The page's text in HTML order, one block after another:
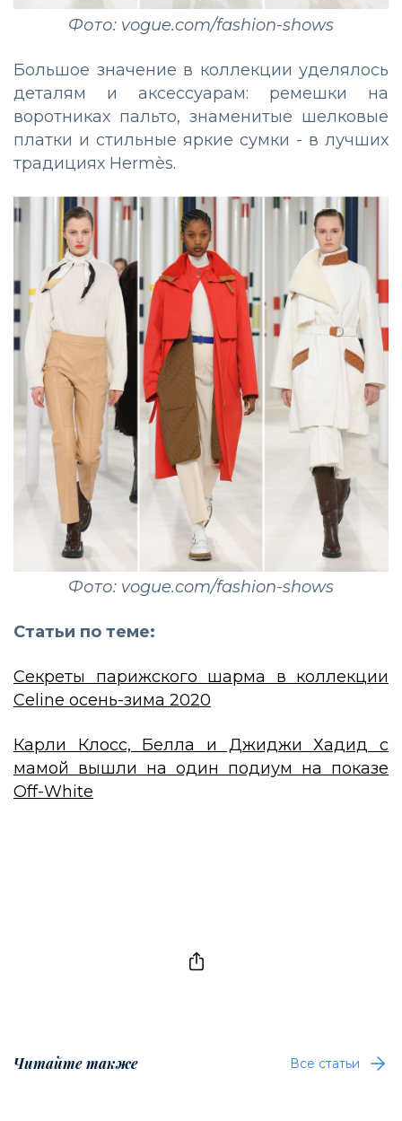
Фото: vogue.com/fashion-shows
Большое значение в коллекции уделялось
деталям и аксессуарам: ремешки на
воротниках пальто, знаменитые шелковые
платки и стильные яркие сумки - в лучших
традициях Hermès.
Фото: vogue.com/fashion-shows
Статьи по теме:
Секреты парижского шарма в коллекции
Celine осень-зима 2020
Карли Клосс, Белла и Джиджи Хадид с
мамой вышли на один подиум на показе
Off-White
Читайте также Все статьи